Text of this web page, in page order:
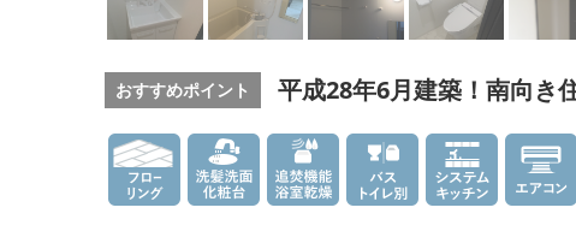
おすすめポイント 平成28年6月建築！南向き